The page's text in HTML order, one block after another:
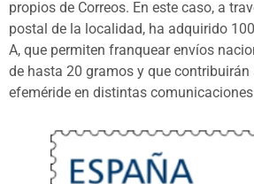
propios de Correos. En este caso, a
postal de la localidad, ha adquirido
A, que permiten franquear envíos
de hasta 20 gramos y que
efeméride en distintas